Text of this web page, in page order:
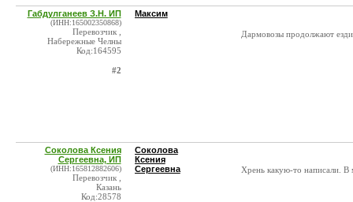
Габдулганеев З.Н. ИП
(ИНН:165002350868)
Перевозчик ,
Набережные Челны
Код:164595
#2
Максим
Дармовозы продолжают
Соколова Ксения
Сергеевна, ИП
(ИНН:165812882606)
Перевозчик ,
Казань
Код:28578
Соколова
Ксения
Сергеевна
Хрень какую-то написали. В